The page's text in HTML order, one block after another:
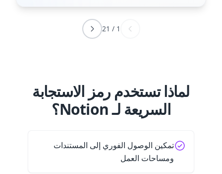
1
/
21
لماذا تستخدم رمز الاستجابة
السريعة لـ Notion؟
تمكين الوصول الفوري إلى المستندات
ومساحات العمل